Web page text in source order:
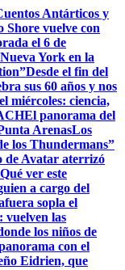
Antárticos y
Shore vuelve con
el 6 de
York en la
Desde el fin del
sus 60 años y nos
miércoles: ciencia,
El panorama del
ArenasLos
los Thundermans”
de Avatar aterrizó
Qué ver este
a cargo del
sopla el
vuelven las
los niños de
con el
Eidrien, que